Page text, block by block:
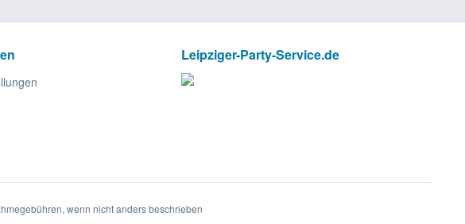
Leipziger-Party-Service.de
wenn nicht anders beschrieben